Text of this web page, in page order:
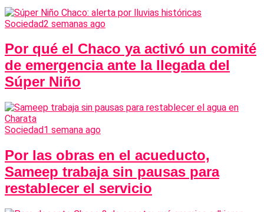
Sociedad2 semanas ago
Por qué el Chaco ya activó un comité
de emergencia ante la llegada del
Súper Niño
Sociedad1 semana ago
Por las obras en el acueducto,
Sameep trabaja sin pausas para
restablecer el servicio